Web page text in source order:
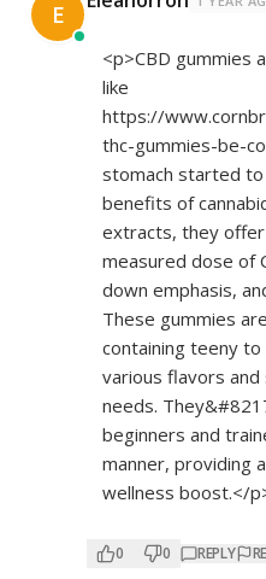
E
<p>CBD gummies
like
https://
thc-gummies-be-
stomach started to
benefits of
extracts, they
measured dose of
down emphasis,
These gummies
containing teeny to
various flavors
needs.
beginners and
manner, providing
wellness boost.</
0 0 REPLY